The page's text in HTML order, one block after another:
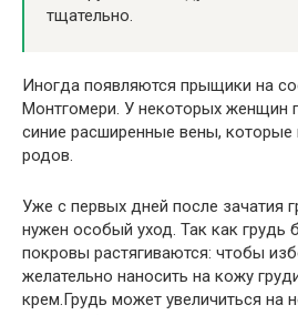
тщательно.
Иногда появляются прыщики на
Монтгомери. У некоторых женщин
синие расширенные вены, которые
родов.
Уже с первых дней после зачатия
нужен особый уход. Так как грудь
покровы растягиваются: чтобы
желательно наносить на кожу
крем.Грудь может увеличиться на